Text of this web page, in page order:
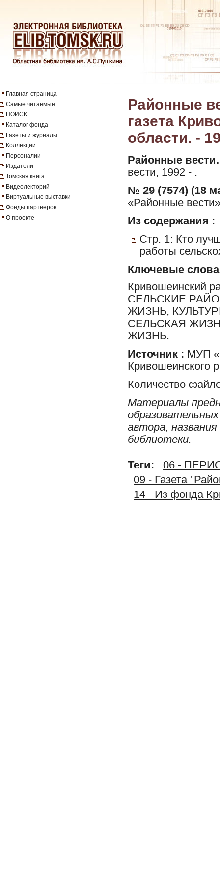
Главная страница
Самые читаемые
ПОИСК
Каталог фонда
Газеты и журналы
Коллекции
Персоналии
Издатели
Томская книга
Видеолекторий
Виртуальные выставки
Фонды партнеров
О проекте
Районные
газета
области. -
Районные вести.
вести, 1992 - .
№ 29 (7574) (18
«Районные
Из содержания :
Стр. 1: Кто
работы
Ключевые слова
Кривошеинский
СЕЛЬСКИЕ
ЖИЗНЬ,
СЕЛЬСКАЯ
ЖИЗНЬ.
Источник : МУП
Кривошеинского
Количество
Материалы
автора,
библиотеки.
Теги:
06 -
09 - Газета
14 - Из фонда